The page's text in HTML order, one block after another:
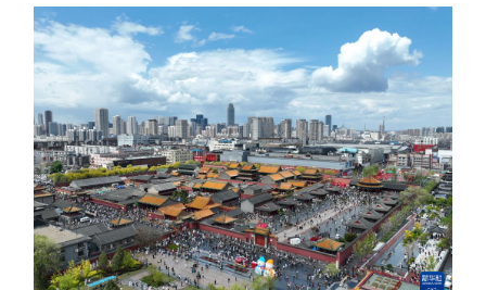
科技 科创 体育
文化 书画 健康 军事
访谈 视频 图片 政务
法律 中央文件 金融 汽车
食品 人居 信息化 数字经济
学术中国 乡村振兴 银龄 溯源中国